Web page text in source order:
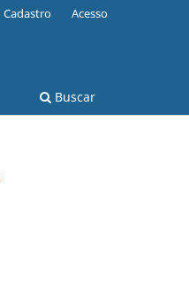
Buscar
Cadastro Acesso